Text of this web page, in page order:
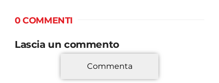
0 COMMENTI
Lascia un commento
*
Commenta